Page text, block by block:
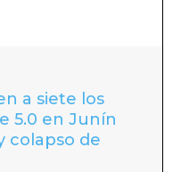
a siete los
5.0 en Junín
colapso de